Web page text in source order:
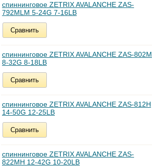
спиннинговое ZETRIX AVALANCHE ZAS-
792MLM 5-24G 7-16LB
Сравнить
спиннинговое ZETRIX AVALANCHE ZAS-802M
8-32G 8-18LB
Сравнить
спиннинговое ZETRIX AVALANCHE ZAS-812H
14-50G 12-25LB
Сравнить
спиннинговое ZETRIX AVALANCHE ZAS-
822MH 12-42G 10-20LB